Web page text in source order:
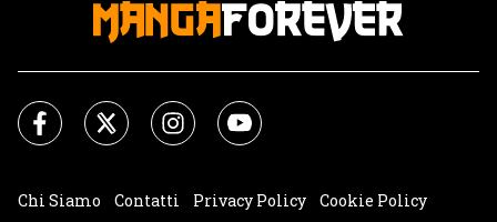
Chi Siamo Contatti Privacy Policy
Cookie Policy